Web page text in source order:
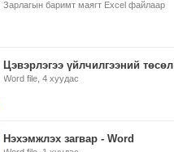
Зарлагын баримт маягт Excel файлаар
Цэвэрлэгээ үйлчилгээний төсөл
Word file, 4 хуудас
Нэхэмжлэх загвар - Word